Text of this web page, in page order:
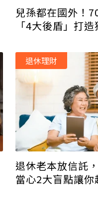
兒孫都在國外！
「4大後盾」打
退休老本放信託
當心2大盲點讓你
退休理財